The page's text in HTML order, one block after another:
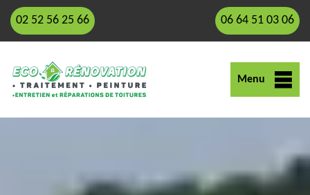
02 52 56 25 66 06 64 51 03 06
Menu